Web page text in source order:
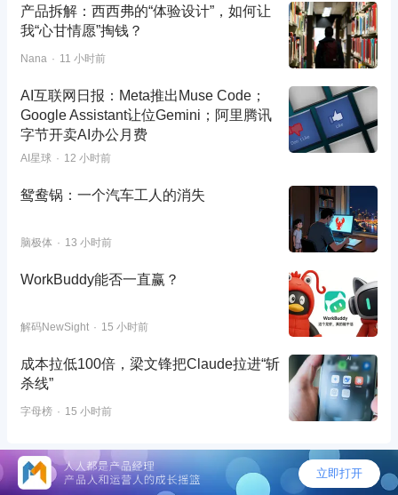
产品拆解：西西弗的“体验设计”，如何让
我“心甘情愿”掏钱？
Nana 11 小时前
AI互联网日报：Meta推出Muse Code；
Google Assistant让位Gemini；阿里腾讯
字节开卖AI办公月费
AI星球 12 小时前
鸳鸯锅：一个汽车工人的消失
脑极体 13 小时前
WorkBuddy能否一直赢？
解码NewSight 15 小时前
成本拉低100倍，梁文锋把Claude拉进“斩
杀线”
字母榜 15 小时前
©2026 - 人人都是产品经理